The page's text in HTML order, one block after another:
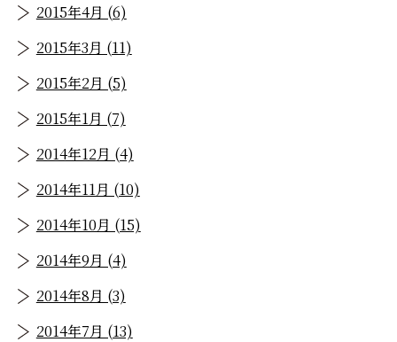
2015年4月 (6)
2015年3月 (11)
2015年2月 (5)
2015年1月 (7)
2014年12月 (4)
2014年11月 (10)
2014年10月 (15)
2014年9月 (4)
2014年8月 (3)
2014年7月 (13)